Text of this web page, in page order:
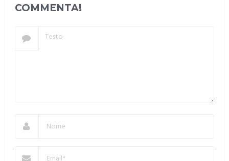
COMMENTA!